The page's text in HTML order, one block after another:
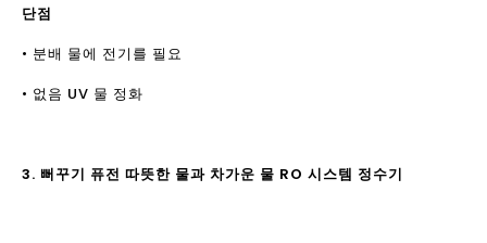
단점
• 분배 물에 전기를 필요
• 없음 UV 물 정화
3. 뻐꾸기 퓨전 따뜻한 물과 차가운 물 RO 시스템 정수기